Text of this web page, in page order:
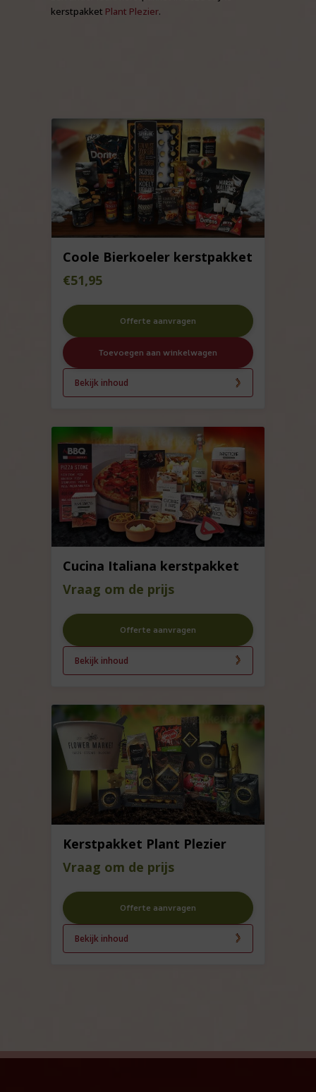
kerstpakket Plant Plezier.
Coole Bierkoeler kerstpakket
€51,95
Offerte aanvragen
Toevoegen aan winkelwagen
Bekijk inhoud
Cucina Italiana kerstpakket
Vraag om de prijs
Offerte aanvragen
Bekijk inhoud
Kerstpakket Plant Plezier
Vraag om de prijs
Offerte aanvragen
Bekijk inhoud